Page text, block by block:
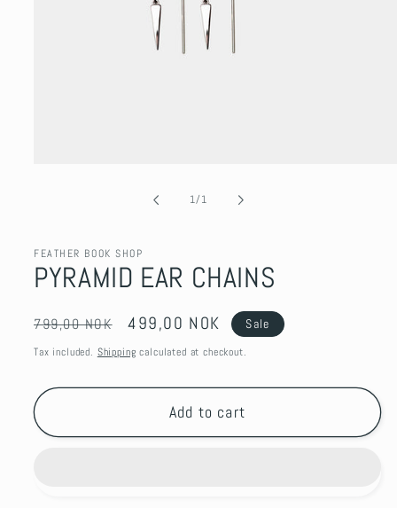
1/of1
FEATHER BOOK SHOP
PYRAMID EAR CHAINS
Regular
price
799,00 NOK
Sale
price
499,00 NOK Sale
Tax included. Shipping calculated at checkout.
Add to cart